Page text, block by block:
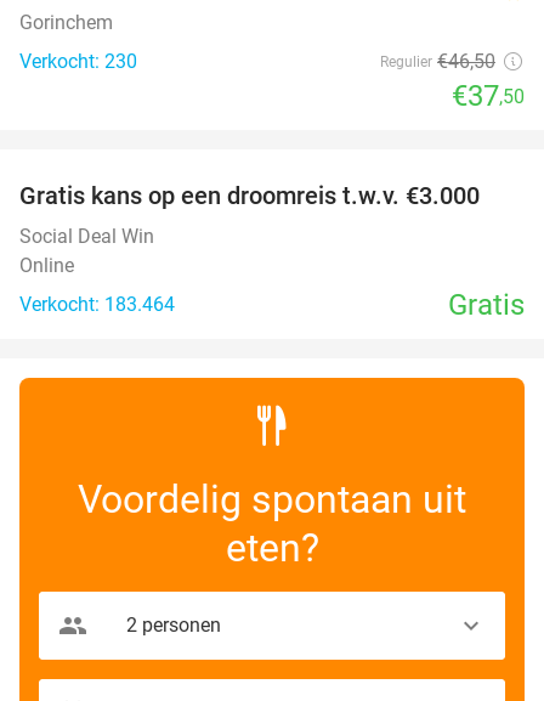
Gorinchem
Verkocht: 230
Regulier €46,50
€37,50
Gratis kans op een droomreis t.w.v. €3.000
Social Deal Win
Online
Verkocht: 183.464
Gratis
Voordelig spontaan uit
eten?